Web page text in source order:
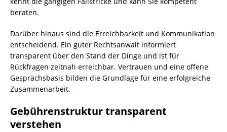
beraten.
Darüber hinaus sind die Erreichbarkeit und Kommunikation
entscheidend. Ein guter Rechtsanwalt informiert
transparent über den Stand der Dinge und ist für
Rückfragen zeitnah erreichbar. Vertrauen und eine offene
Gesprächsbasis bilden die Grundlage für eine erfolgreiche
Zusammenarbeit.
Gebührenstruktur transparent
verstehen